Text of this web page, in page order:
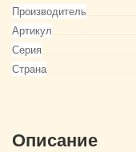
Производитель
Артикул
Серия
Страна
Описание